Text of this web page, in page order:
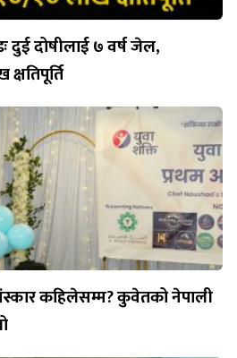
दुई दोषीलाई ७ वर्ष जेल,
कहिलेसम्म? कुवेतको नेपाली